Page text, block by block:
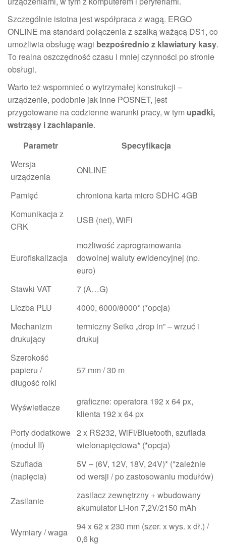
Szczególnie istotna jest współpraca z wagą. ERGO
ONLINE ma standard połączenia z szalką ważącą DS1, co
umożliwia obsługę wagi bezpośrednio z klawiatury kasy.
To realna oszczędność czasu i mniej czynności po stronie
obsługi.
Warto też wspomnieć o wytrzymałej konstrukcji –
urządzenie, podobnie jak inne POSNET, jest
przygotowane na codzienne warunki pracy, w tym upadki,
wstrząsy i zachlapanie.
Parametr
Specyfikacja
Wersja
urządzenia
ONLINE
Pamięć
chroniona karta micro SDHC 4GB
Komunikacja z
CRK
USB (net), WiFi
Eurofiskalizacja
możliwość zaprogramowania
dowolnej waluty ewidencyjnej (np.
euro)
Stawki VAT
7 (A…G)
Liczba PLU
4000, 6000/8000* (*opcja)
Mechanizm
drukujący
termiczny Seiko „drop in” – wrzuć i
drukuj
Szerokość
papieru /
długość rolki
57 mm / 30 m
Wyświetlacze
graficzne: operatora 192 x 64 px,
klienta 192 x 64 px
Porty dodatkowe
(moduł II)
2 x RS232, WiFi/Bluetooth, szuflada
wielonapięciowa* (*opcja)
Szuflada
(napięcia)
5V – (6V, 12V, 18V, 24V)* (*zależnie
od wersji / po zastosowaniu modułów)
Zasilanie
zasilacz zewnętrzny + wbudowany
akumulator Li-ion 7,2V/2150 mAh
Wymiary / waga
94 x 62 x 230 mm (szer. x wys. x dł.) /
0,6 kg